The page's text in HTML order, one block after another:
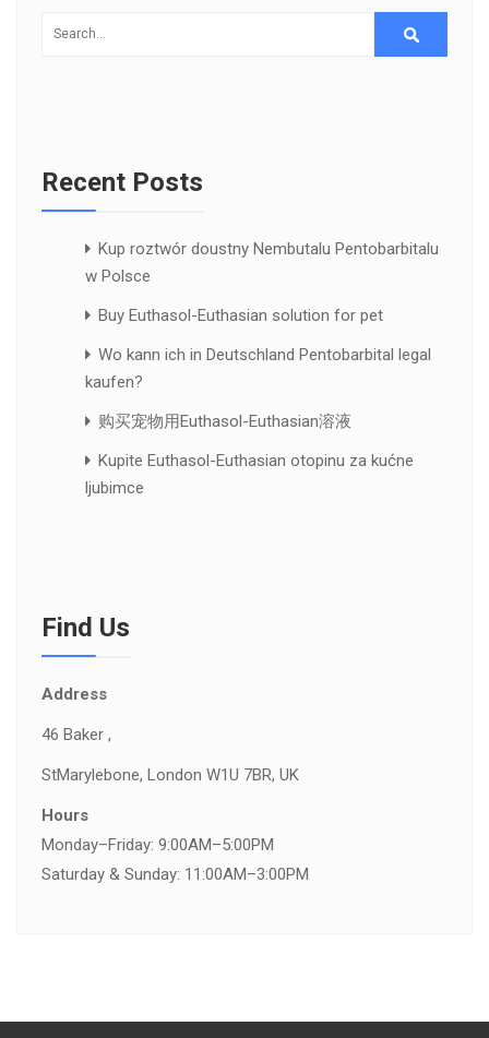
Recent Posts
Kup roztwór doustny Nembutalu Pentobarbitalu
w Polsce
Buy Euthasol-Euthasian solution for pet
Wo kann ich in Deutschland Pentobarbital legal
kaufen?
购买宠物用Euthasol-Euthasian溶液
Kupite Euthasol-Euthasian otopinu za kućne
ljubimce
Find Us
Address
46 Baker ,
StMarylebone, London W1U 7BR, UK
Hours
Monday–Friday: 9:00AM–5:00PM
Saturday & Sunday: 11:00AM–3:00PM